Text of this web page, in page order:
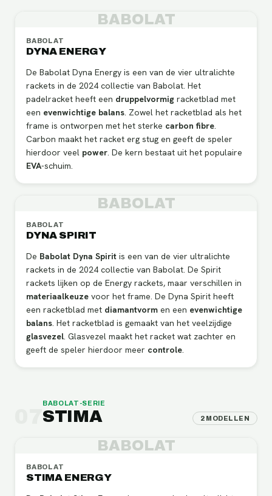
BABOLAT
BABOLAT
DYNA ENERGY
De Babolat Dyna Energy is een van de vier ultralichte
rackets in de 2024 collectie van Babolat. Het
padelracket heeft een druppelvormig racketblad met
een evenwichtige balans . Zowel het racketblad als het
frame is ontworpen met het sterke carbon fibre
Carbon maakt het racket erg stug en geeft de speler
hierdoor veel power . De kern bestaat uit het populaire
EVA-schuim.
BABOLAT
BABOLAT
DYNA SPIRIT
De Babolat Dyna Spirit is een van de vier ultralichte
rackets in de 2024 collectie van Babolat. De Spirit
rackets lijken op de Energy rackets, maar verschillen in
materiaalkeuze voor het frame. De Dyna Spirit heeft
een racketblad met diamantvorm en een evenwichtige
balans . Het racketblad is gemaakt van het veelzijdige
glasvezel . Glasvezel maakt het racket wat zachter en
geeft de speler hierdoor meer controle
BABOLAT -SERIE
STIMA 2 MODELLEN
BABOLAT
BABOLAT
STIMA ENERGY